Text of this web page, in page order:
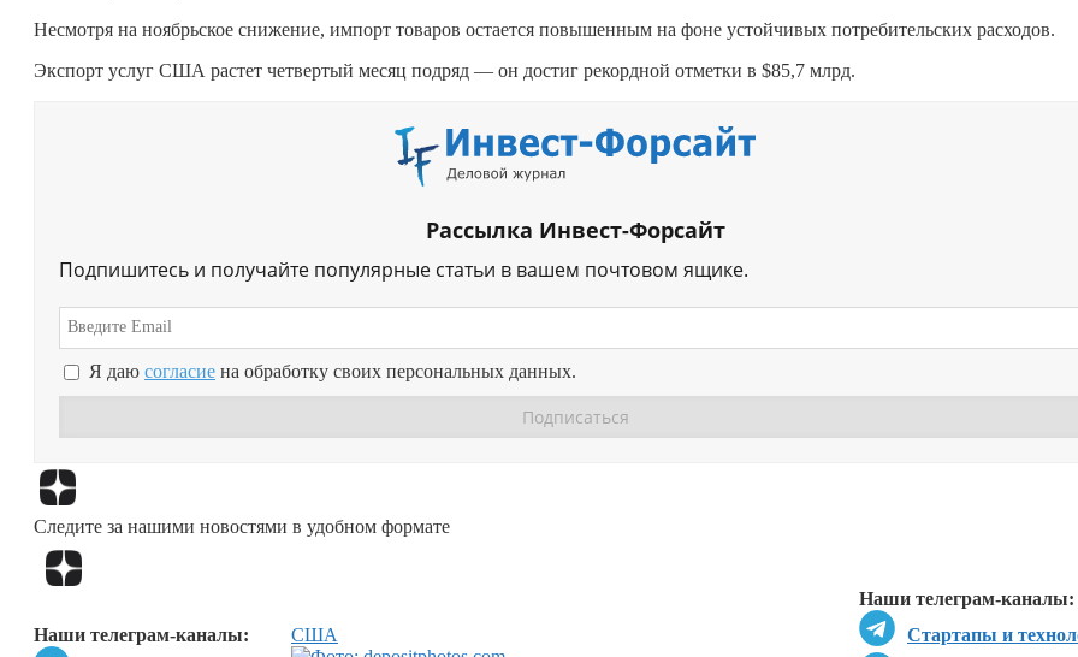
Несмотря на ноябрьское снижение, импорт товаров остается повышенным на фоне устойчивых потребительских расходов.
Экспорт услуг США растет четвертый месяц подряд — он достиг рекордной отметки в $85,7 млрд.
Рассылка Инвест-Форсайт
Подпишитесь и получайте популярные статьи в вашем почтовом ящике.
Я даю согласие на обработку своих персональных данных.
Следите за нашими новостями в удобном формате
Наши телеграм-каналы:
Стартапы и
Наши телеграм-каналы:
США